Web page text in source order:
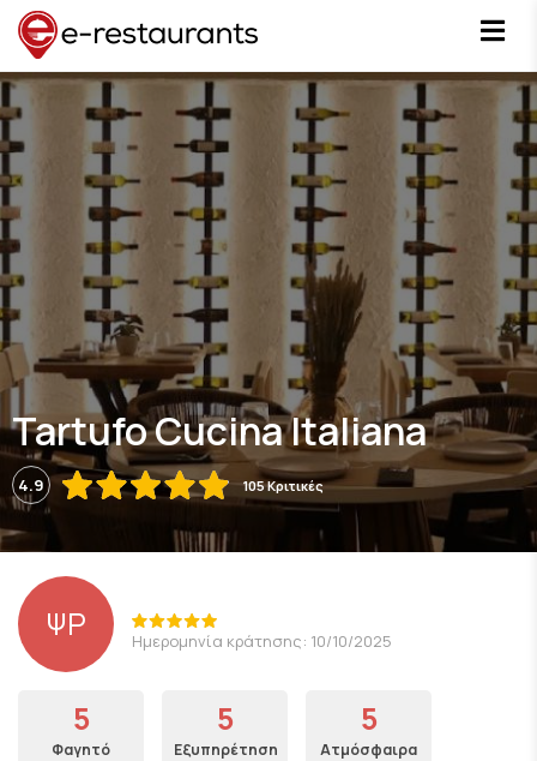
Tartufo Cucina Italiana
4.9 105 Κριτικές
ΨΡ Ημερομηνία κράτησης: 10/10/2025
5
Φαγητό
5
Εξυπηρέτηση
5
Ατμόσφαιρα